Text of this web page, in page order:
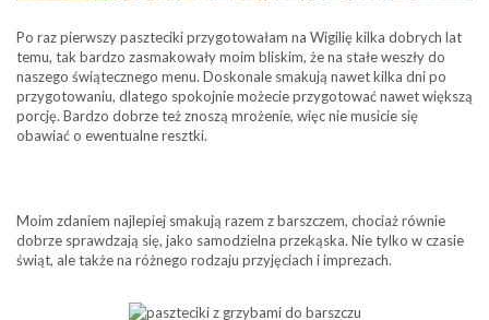
Po raz pierwszy paszteciki przygotowałam na Wigilię kilka dobrych lat
temu, tak bardzo zasmakowały moim bliskim, że na stałe weszły do
naszego świątecznego menu. Doskonale smakują nawet kilka dni po
przygotowaniu, dlatego spokojnie możecie przygotować nawet większą
porcję. Bardzo dobrze też znoszą mrożenie, więc nie musicie się
obawiać o ewentualne resztki.
Moim zdaniem najlepiej smakują razem z barszczem, chociaż równie
dobrze sprawdzają się, jako samodzielna przekąska. Nie tylko w czasie
świąt, ale także na różnego rodzaju przyjęciach i imprezach.